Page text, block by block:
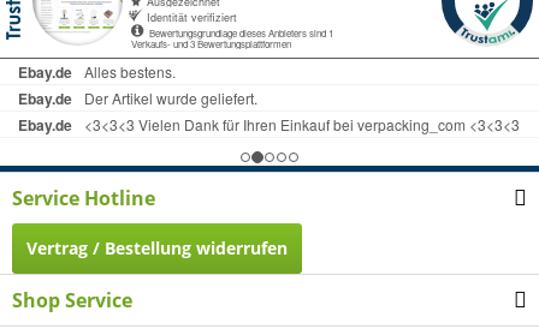
Service Hotline
Vertrag / Bestellung widerrufen
Shop Service